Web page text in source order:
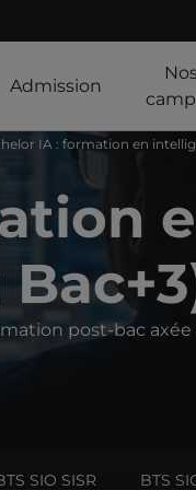
Admission
IA : formation en
post-bac
SIO SISR BTS